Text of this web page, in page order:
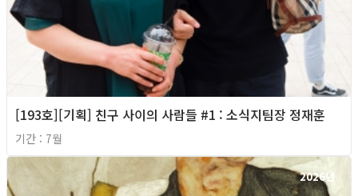
[193호][기획] 친구 사이의 사람들 #1 : 소식지팀장 정재훈
기간 : 7월
2026년